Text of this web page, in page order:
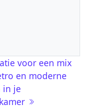
voor een mix
en moderne
in je